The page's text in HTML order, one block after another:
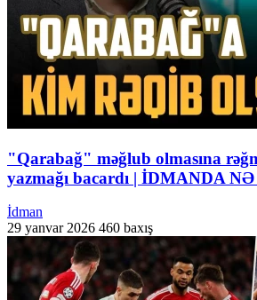
"Qarabağ" məğlub olmasına
yazmağı bacardı | İDMANDA
İdman
29 yanvar 2026 460 baxış